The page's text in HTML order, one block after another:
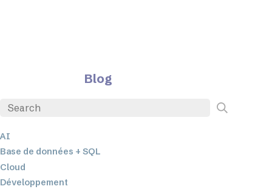
Blog
AI
Base de données + SQL
Cloud
Développement